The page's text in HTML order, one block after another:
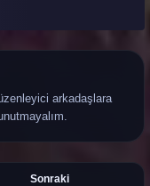
arkadaşlara
Sonraki